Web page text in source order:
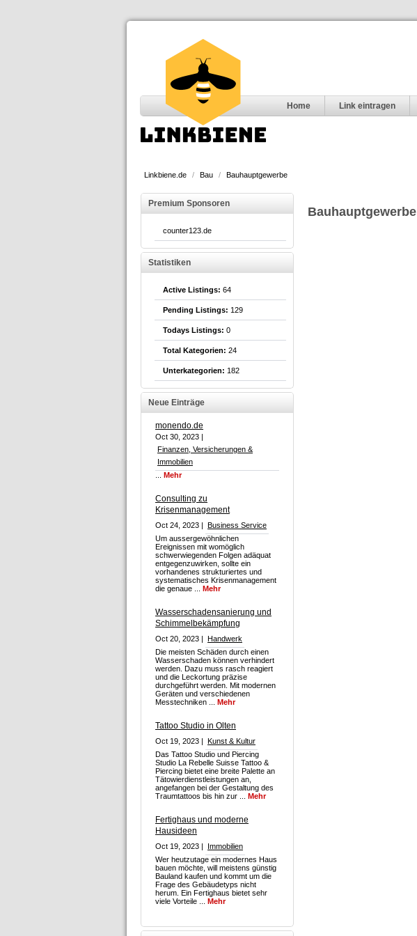
Home Link eintragen
Linkbiene.de / Bau / Bauhauptgewerbe
Premium Sponsoren
counter123.de
Statistiken
Active Listings: 64
Pending Listings: 129
Todays Listings: 0
Total Kategorien: 24
Unterkategorien: 182
Neue Einträge
monendo.de
Oct 30, 2023 |
Finanzen, Versicherungen &
Immobilien
Mehr
Consulting zu
Krisenmanagement
Oct 24, 2023 | Business Service
Um aussergewöhnlichen
Ereignissen mit womöglich
schwerwiegenden Folgen adäquat
entgegenzuwirken, sollte ein
vorhandenes strukturiertes und
systematisches Krisenmanagement
die genaue ... Mehr
Wasserschadensanierung und
Schimmelbekämpfung
Oct 20, 2023 | Handwerk
Die meisten Schäden durch einen
Wasserschaden können verhindert
werden. Dazu muss rasch reagiert
und die Leckortung präzise
durchgeführt werden. Mit modernen
Geräten und verschiedenen
Messtechniken ... Mehr
Tattoo Studio in Olten
Oct 19, 2023 | Kunst & Kultur
Das Tattoo Studio und Piercing
Studio La Rebelle Suisse Tattoo &
Piercing bietet eine breite Palette an
Tätowierdienstleistungen an,
angefangen bei der Gestaltung des
Traumtattoos bis hin zur ... Mehr
Fertighaus und moderne
Hausideen
Oct 19, 2023 |
Immobilien
Wer heutzutage ein modernes Haus
bauen möchte, will meistens günstig
Bauland kaufen und kommt um die
Frage des Gebäudetyps nicht
herum. Ein Fertighaus bietet sehr
viele Vorteile ... Mehr
Bauhauptgewerbe